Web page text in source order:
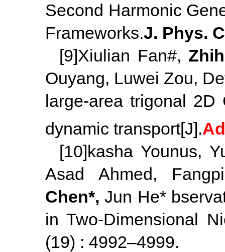
Second Harmonic
Frameworks.J. Phys.
[9]Xiulian Fan#,
Ouyang, Luwei Zou,
large-area trigonal 2D
dynamic transport[J].
[10]kasha Younus,
Asad Ahmed,
Chen*, Jun He*
in Two-Dimensional
(19) : 4992–4999.